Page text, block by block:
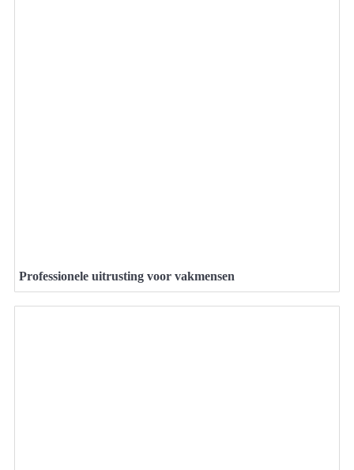
Professionele uitrusting voor vakmensen